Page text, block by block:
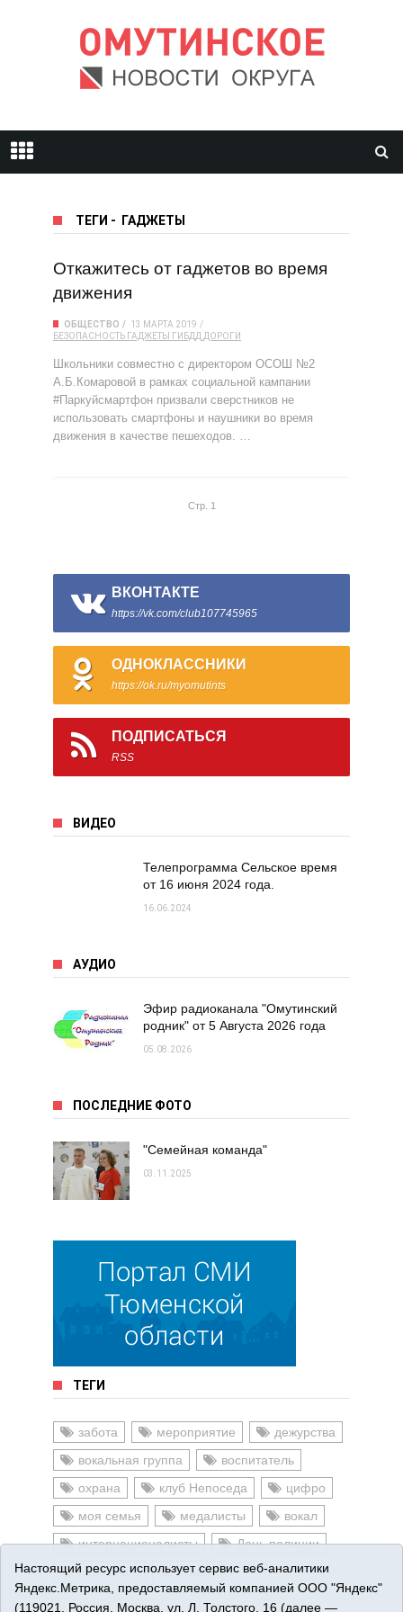
ТЕГИ - ГАДЖЕТЫ
Откажитесь от гаджетов во время
движения
ОБЩЕСТВО
13 МАРТА 2019
БЕЗОПАСНОСТЬ ГАДЖЕТЫ ГИБДД ДОРОГИ
Школьники совместно с директором ОСОШ №2
А.Б.Комаровой в рамках социальной кампании
#Паркуйсмартфон призвали сверстников не
использовать смартфоны и наушники во время
движения в качестве пешеходов. …
Стр. 1
ВКОНТАКТЕ
https://vk.com/club107745965
ОДНОКЛАССНИКИ
https://ok.ru/myomutints
ПОДПИСАТЬСЯ
RSS
ВИДЕО
Телепрограмма Сельское время
от 16 июня 2024 года.
16.06.2024
АУДИО
Эфир радиоканала "Омутинский
родник" от 5 Августа 2026 года
05.08.2026
ПОСЛЕДНИЕ ФОТО
"Семейная команда"
03.11.2025
ТЕГИ
забота мероприятие
дежурства
вокальная группа
воспитатель
охрана
клуб Непоседа
цифро
моя семья
медалисты
вокал
интернационалисты
День полиции
перевозки
ставка
Настоящий ресурс использует сервис веб-аналитики
Яндекс.Метрика, предоставляемый компанией ООО "Яндекс"
(119021, Россия, Москва, ул. Л. Толстого, 16 (далее —